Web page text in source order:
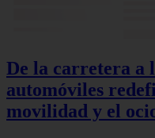
De la carretera a
automóviles
movilidad y el